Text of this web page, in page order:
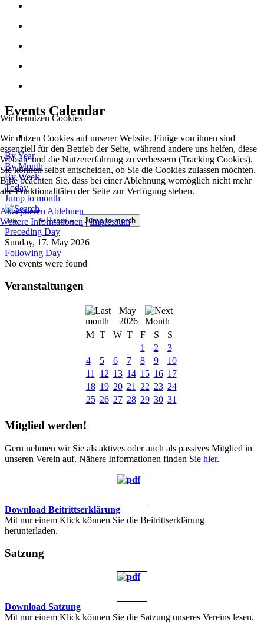
Events Calendar
By Year
By Month
By Week
Today
Jump to month
Jump to month
Preceding Day
Sunday, 17. May 2026
Following Day
No events were found
Veranstaltungen
May
2026
M T W T F S
S
1
2
3
4
5 6 7 8 9
10
11
12 13 14 15 16 17
18 19 20 21 22 23 24
25 26 27 28 29 30 31
Mitglied werden!
Gern nehmen wir Sie als aktives oder auch als passives Mitglied in
unseren Verein auf. Nähere Informationen finden Sie hier.
Download Beitrittserklärung
Mit nur einem Klick können Sie die Beitrittserklärung
herunterladen.
Satzung
Download Satzung
Mit nur einem Klick können Sie die Satzung unseres Vereins lesen.
Wir benutzen Cookies
Wir nutzen Cookies auf unserer Website. Einige von ihnen sind
essenziell für den Betrieb der Seite, während andere uns helfen, diese
Website und die Nutzererfahrung zu verbessern (Tracking Cookies).
Sie können selbst entscheiden, ob Sie die Cookies zulassen möchten.
Bitte beachten Sie, dass bei einer Ablehnung womöglich nicht mehr
alle Funktionalitäten der Seite zur Verfügung stehen.
Akzeptieren Ablehnen
Weitere Informationen|Impressum